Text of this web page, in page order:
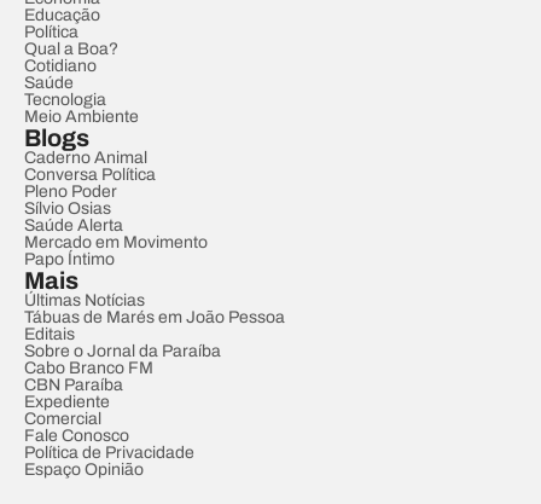
Educação
Política
Qual a Boa?
Cotidiano
Saúde
Tecnologia
Meio Ambiente
Blogs
Caderno Animal
Conversa Política
Pleno Poder
Sílvio Osias
Saúde Alerta
Mercado em Movimento
Papo Íntimo
Mais
Últimas Notícias
Tábuas de Marés em João Pessoa
Editais
Sobre o Jornal da Paraíba
Cabo Branco FM
CBN Paraíba
Expediente
Comercial
Fale Conosco
Política de Privacidade
Espaço Opinião